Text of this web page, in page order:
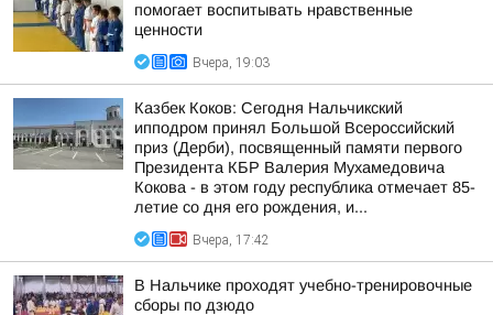
помогает воспитывать нравственные
ценности
Вчера, 19:03
Казбек Коков: Сегодня Нальчикский
ипподром принял Большой Всероссийский
приз (Дерби), посвященный памяти первого
Президента КБР Валерия Мухамедовича
Кокова - в этом году республика отмечает 85-
летие со дня его рождения, и...
Вчера, 17:42
В Нальчике проходят учебно-тренировочные
сборы по дзюдо